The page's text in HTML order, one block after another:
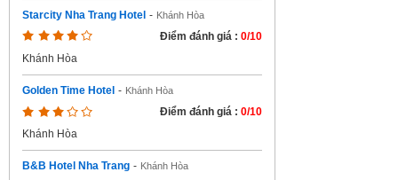
Starcity Nha Trang Hotel - Khánh Hòa
Điểm đánh giá : 0/10
Khánh Hòa
Golden Time Hotel - Khánh Hòa
Điểm đánh giá : 0/10
Khánh Hòa
B&B Hotel Nha Trang - Khánh Hòa